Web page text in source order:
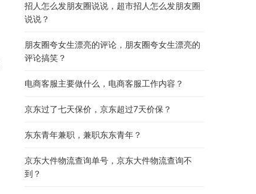
招人怎么发朋友圈说说，超市招人怎么发朋友圈
说说？
朋友圈夸女生漂亮的评论，朋友圈夸女生漂亮的
评论搞笑？
电商客服主要做什么，电商客服工作内容？
京东过了七天保价，京东超过7天价保？
东东青年兼职，兼职东东青年？
京东大件物流查询单号，京东大件物流查询不
到？